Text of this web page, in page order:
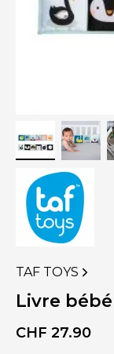
VOIR
PLUS
DE
DE
TAF TOYS
Livre
CHF 27.90